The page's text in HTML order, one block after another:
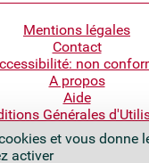
et vous donne
activer
Mentions légales
Contact
non
A propos
Aide
Générales
nationale de
Quai François Mauriac